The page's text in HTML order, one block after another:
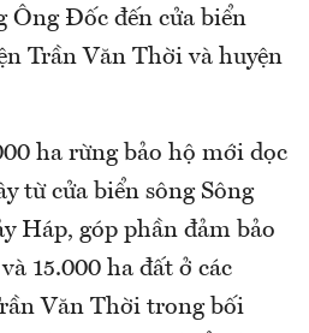
Ông Đốc đến cửa biển
Trần Văn Thời và huyện
ha rừng bảo hộ mới dọc
từ cửa biển sông Sông
Háp, góp phần đảm bảo
15.000 ha đất ở các
Văn Thời trong bối